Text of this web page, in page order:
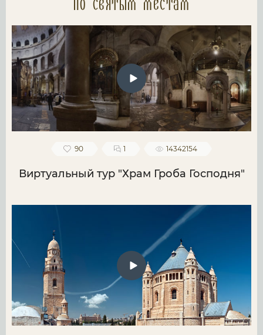
по святым местам
90 1 14342154
Виртуальный тур "Храм Гроба Господня"